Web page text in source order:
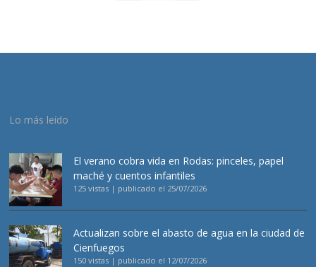
Lo más leído
El verano cobra vida en Rodas: pinceles, papel
maché y cuentos infantiles
125 vistas | publicado el 25/07/2026
Actualizan sobre el abasto de agua en la ciudad de
Cienfuegos
150 vistas | publicado el 12/07/2026